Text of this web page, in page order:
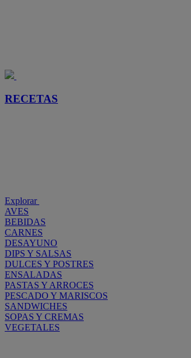
RECETAS
Explorar
AVES
BEBIDAS
CARNES
DESAYUNO
DIPS Y SALSAS
DULCES Y POSTRES
ENSALADAS
PASTAS Y ARROCES
PESCADO Y MARISCOS
SANDWICHES
SOPAS Y CREMAS
VEGETALES